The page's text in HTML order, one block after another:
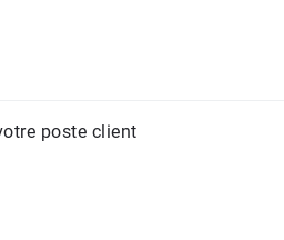
poste client